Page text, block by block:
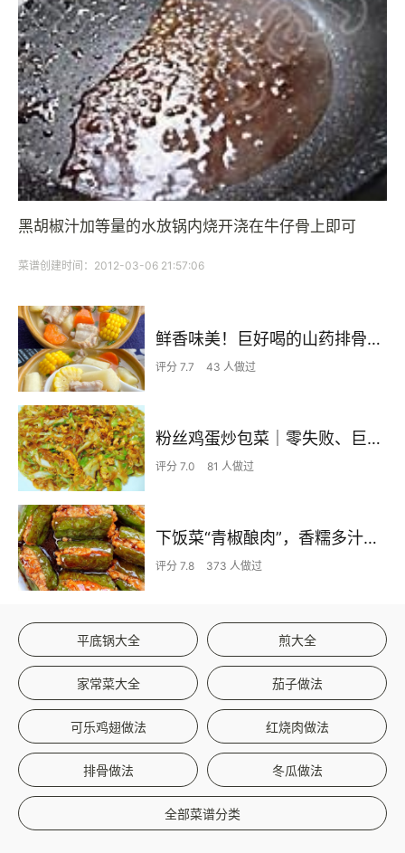
黑胡椒汁加等量的水放锅内烧开浇在牛仔骨上即可
菜谱创建时间：2012-03-06 21:57:06
鲜香味美！巨好喝的山药排骨汤！！
评分 7.7 43 人做过
粉丝鸡蛋炒包菜｜零失败、巨下饭
评分 7.0 81 人做过
下饭菜“青椒酿肉”，香糯多汁鲜嫩下饭
评分 7.8 373 人做过
平底锅大全 煎大全
家常菜大全 茄子做法
可乐鸡翅做法 红烧肉做法
排骨做法 冬瓜做法
全部菜谱分类